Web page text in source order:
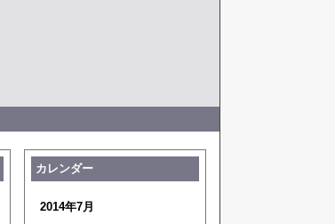
カレンダー
2014年7月